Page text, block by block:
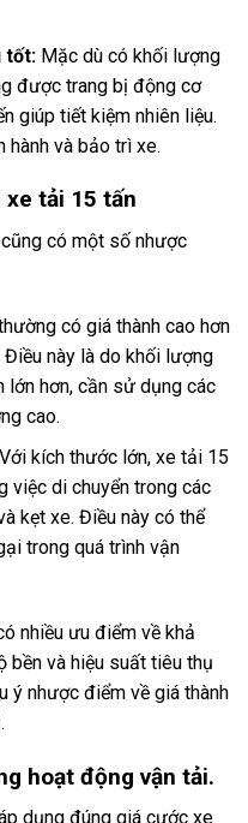
tốt:Mặc dù có khối lượng
được trang bị động cơ
giúp tiết kiệm nhiên liệu.
hành và bảo trì xe.
tải 15 tấn
có một số nhược
có giá thành cao hơn
này là do khối lượng
hơn, cần sử dụng các
cao.
kích thước lớn, xe tải 15
việc di chuyển trong các
kẹt xe. Điều này có thể
trong quá trình vận
nhiều ưu điểm về khả
bền và hiệu suất tiêu thụ
ý nhược điểm về giá thành
hoạt động vận tải.
dụng đúng giá cước xe